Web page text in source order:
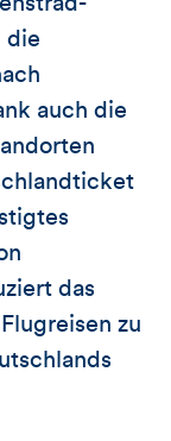
die
auch die
das
zu